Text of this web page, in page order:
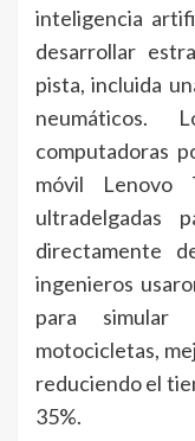
inteligencia
desarrollar
pista, incluida
neumáticos.
computadoras
móvil Lenovo
ultradelgadas
directamente
ingenieros
para simular
motocicletas,
reduciendo el
35%.